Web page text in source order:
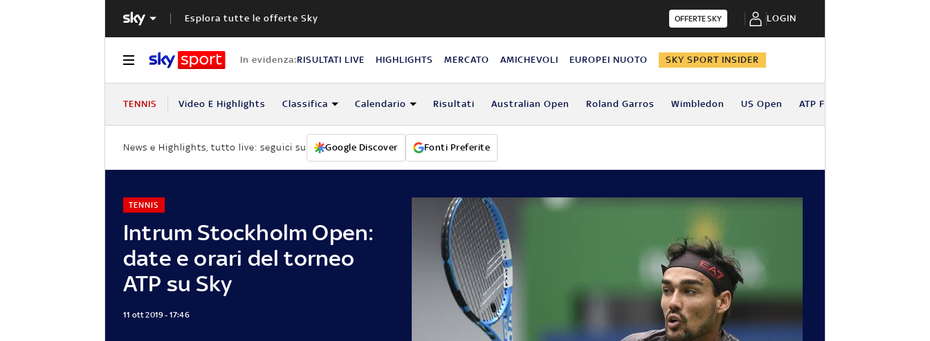
Esplora tutte le offerte Sky OFFERTE SKY LOGIN
In evidenza:RISULTATI LIVE HIGHLIGHTS MERCATO AMICHEVOLI EUROPEI NUOTO SKY SPORT INSIDER
TENNIS Video E Highlights Classifica Calendario Risultati Australian Open Roland Garros Wimbledon US Open ATP Finals
News e Highlights, tutto live: seguici su Google Discover Fonti Preferite
Intrum Stockholm Open:
date e orari del torneo
ATP su Sky
TENNIS
11 ott 2019 - 17:46